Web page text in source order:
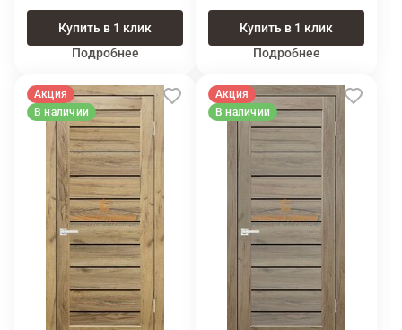
Купить в 1 клик
Подробнее
Купить в 1 клик
Подробнее
Акция
В наличии
Акция
В наличии